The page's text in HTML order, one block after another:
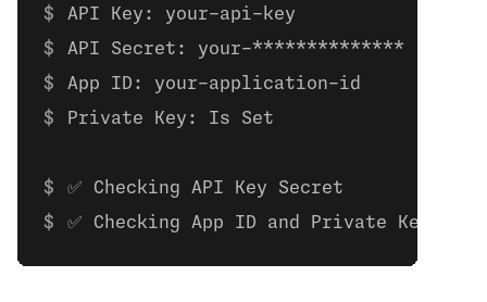
API Key: your-api-key
API Secret: your-**************
App ID: your-application-id
Private Key: Is Set
✅ Checking API Key Secret
✅ Checking App ID and Private Key